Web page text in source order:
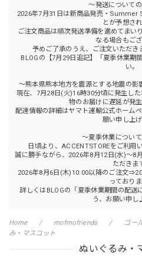
～発送について
2026年7月31日は新商品発売・Summer
とが予想され
ご注文商品は順次発送準備を進めてまい
なる場合もござ
予めご了承のうえ、ご注文いただき
BLOGの【7月29日追記】「夏季休業期
い。
～熊本県熊本地方を震源とする地震の
現在、7月28日(火)16時30分頃に発生し
物のお届けに遅延が発生
配達情報の詳細はヤマト運輸公式ホーム
願い申し上げ
～夏季休業につい
日頃より、ACCENTSTOREをご利用
誠に勝手ながら、2026年8月12日(水)～8
ただきま
2026年8月6日(木)10:00以降のご注文
っておりま
詳しくはBLOGの「夏季休業期間の配送
う、お願い申し
Home mofmofriends ゴー
み・マスコット
ぬいぐるみ・